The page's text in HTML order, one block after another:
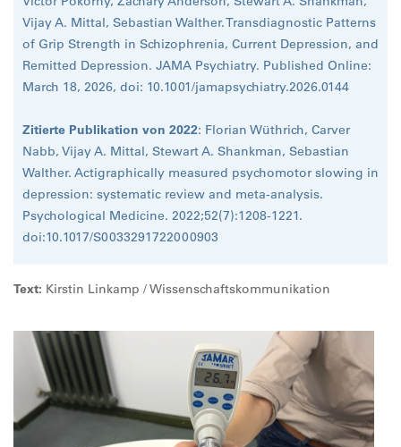
Vijay A. Mittal, Sebastian Walther. Transdiagnostic Patterns
of Grip Strength in Schizophrenia, Current Depression, and
Remitted Depression. JAMA Psychiatry. Published Online:
March 18, 2026, doi: 10.1001/jamapsychiatry.2026.0144
Zitierte Publikation von 2022: Florian Wüthrich, Carver
Nabb, Vijay A. Mittal, Stewart A. Shankman, Sebastian
Walther. Actigraphically measured psychomotor slowing in
depression: systematic review and meta-analysis.
Psychological Medicine. 2022;52(7):1208-1221.
doi:10.1017/S0033291722000903
Text: Kirstin Linkamp / Wissenschaftskommunikation